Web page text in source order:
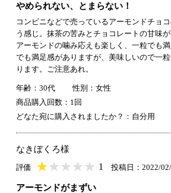
やめられない、とまらない！
コンビニなどで売っているアーモンドチョ
う感じ。抹茶の苦みとチョコレートの甘味が
アーモンドの噛み応えも楽しく、一粒でも
でも満足感がありますが、美味しいので一
ります。ご注意あれ。
年齢：30代
性別：女性
商品購入回数：1回
どなた宛に購入されましたか？：自分用
なきぼくろ様
評価 ★★★★★
★★★★★ 1 投稿日：2022/
アーモンドがまずい